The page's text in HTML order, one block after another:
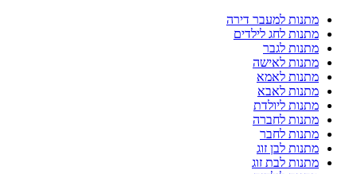
מתנות למעבר דירה
מתנות לחג לילדים
מתנות לגבר
מתנות לאישה
מתנות לאמא
מתנות לאבא
מתנות ליולדת
מתנות לחברה
מתנות לחבר
מתנות לבן זוג
מתנות לבת זוג